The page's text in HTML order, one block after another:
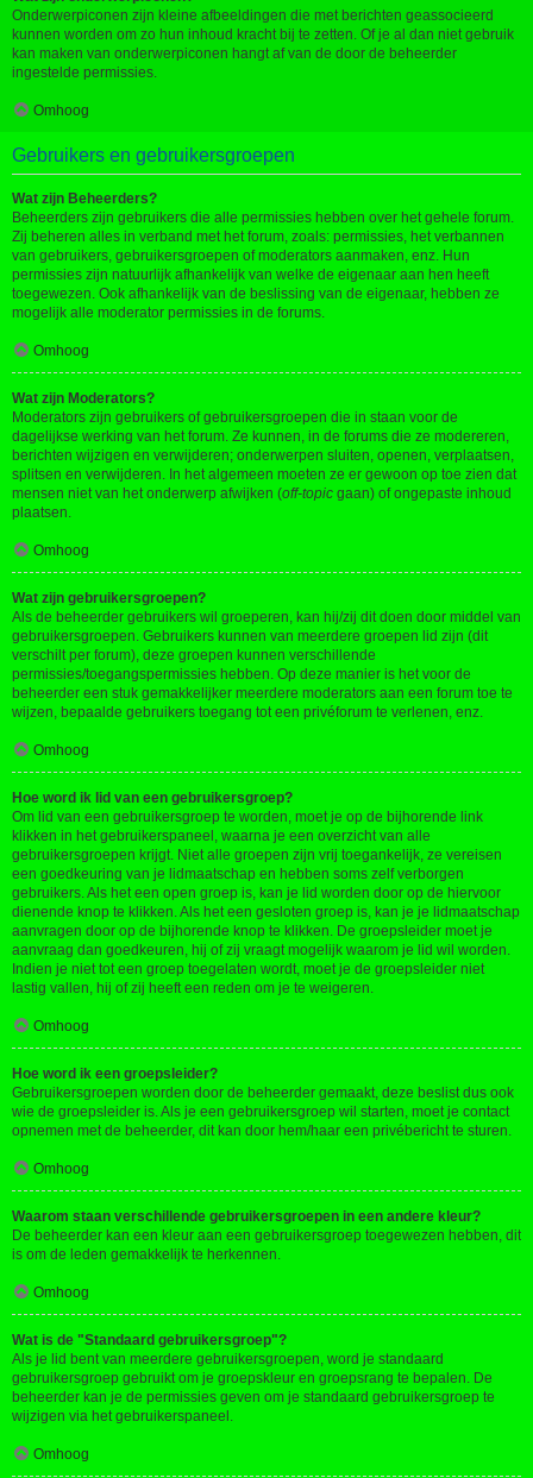
Onderwerpiconen zijn kleine afbeeldingen die met berichten geassocieerd
kunnen worden om zo hun inhoud kracht bij te zetten. Of je al dan niet gebruik
kan maken van onderwerpiconen hangt af van de door de beheerder
ingestelde permissies.
Omhoog
Gebruikers en gebruikersgroepen
Wat zijn Beheerders?
Beheerders zijn gebruikers die alle permissies hebben over het gehele forum.
Zij beheren alles in verband met het forum, zoals: permissies, het verbannen
van gebruikers, gebruikersgroepen of moderators aanmaken, enz. Hun
permissies zijn natuurlijk afhankelijk van welke de eigenaar aan hen heeft
toegewezen. Ook afhankelijk van de beslissing van de eigenaar, hebben ze
mogelijk alle moderator permissies in de forums.
Omhoog
Wat zijn Moderators?
Moderators zijn gebruikers of gebruikersgroepen die in staan voor de
dagelijkse werking van het forum. Ze kunnen, in de forums die ze modereren,
berichten wijzigen en verwijderen; onderwerpen sluiten, openen, verplaatsen,
splitsen en verwijderen. In het algemeen moeten ze er gewoon op toe zien dat
mensen niet van het onderwerp afwijken (off-topic gaan) of ongepaste inhoud
plaatsen.
Omhoog
Wat zijn gebruikersgroepen?
Als de beheerder gebruikers wil groeperen, kan hij/zij dit doen door middel van
gebruikersgroepen. Gebruikers kunnen van meerdere groepen lid zijn (dit
verschilt per forum), deze groepen kunnen verschillende
permissies/toegangspermissies hebben. Op deze manier is het voor de
beheerder een stuk gemakkelijker meerdere moderators aan een forum toe te
wijzen, bepaalde gebruikers toegang tot een privéforum te verlenen, enz.
Omhoog
Hoe word ik lid van een gebruikersgroep?
Om lid van een gebruikersgroep te worden, moet je op de bijhorende link
klikken in het gebruikerspaneel, waarna je een overzicht van alle
gebruikersgroepen krijgt. Niet alle groepen zijn vrij toegankelijk, ze vereisen
een goedkeuring van je lidmaatschap en hebben soms zelf verborgen
gebruikers. Als het een open groep is, kan je lid worden door op de hiervoor
dienende knop te klikken. Als het een gesloten groep is, kan je je lidmaatschap
aanvragen door op de bijhorende knop te klikken. De groepsleider moet je
aanvraag dan goedkeuren, hij of zij vraagt mogelijk waarom je lid wil worden.
Indien je niet tot een groep toegelaten wordt, moet je de groepsleider niet
lastig vallen, hij of zij heeft een reden om je te weigeren.
Omhoog
Hoe word ik een groepsleider?
Gebruikersgroepen worden door de beheerder gemaakt, deze beslist dus ook
wie de groepsleider is. Als je een gebruikersgroep wil starten, moet je contact
opnemen met de beheerder, dit kan door hem/haar een privébericht te sturen.
Omhoog
Waarom staan verschillende gebruikersgroepen in een andere kleur?
De beheerder kan een kleur aan een gebruikersgroep toegewezen hebben, dit
is om de leden gemakkelijk te herkennen.
Omhoog
Wat is de "Standaard gebruikersgroep"?
Als je lid bent van meerdere gebruikersgroepen, word je standaard
gebruikersgroep gebruikt om je groepskleur en groepsrang te bepalen. De
beheerder kan je de permissies geven om je standaard gebruikersgroep te
wijzigen via het gebruikerspaneel.
Omhoog